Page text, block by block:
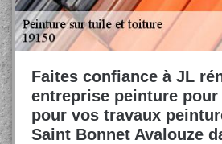
Faites confiance à JL
entreprise peinture
pour vos travaux
Saint Bonnet Avalouze